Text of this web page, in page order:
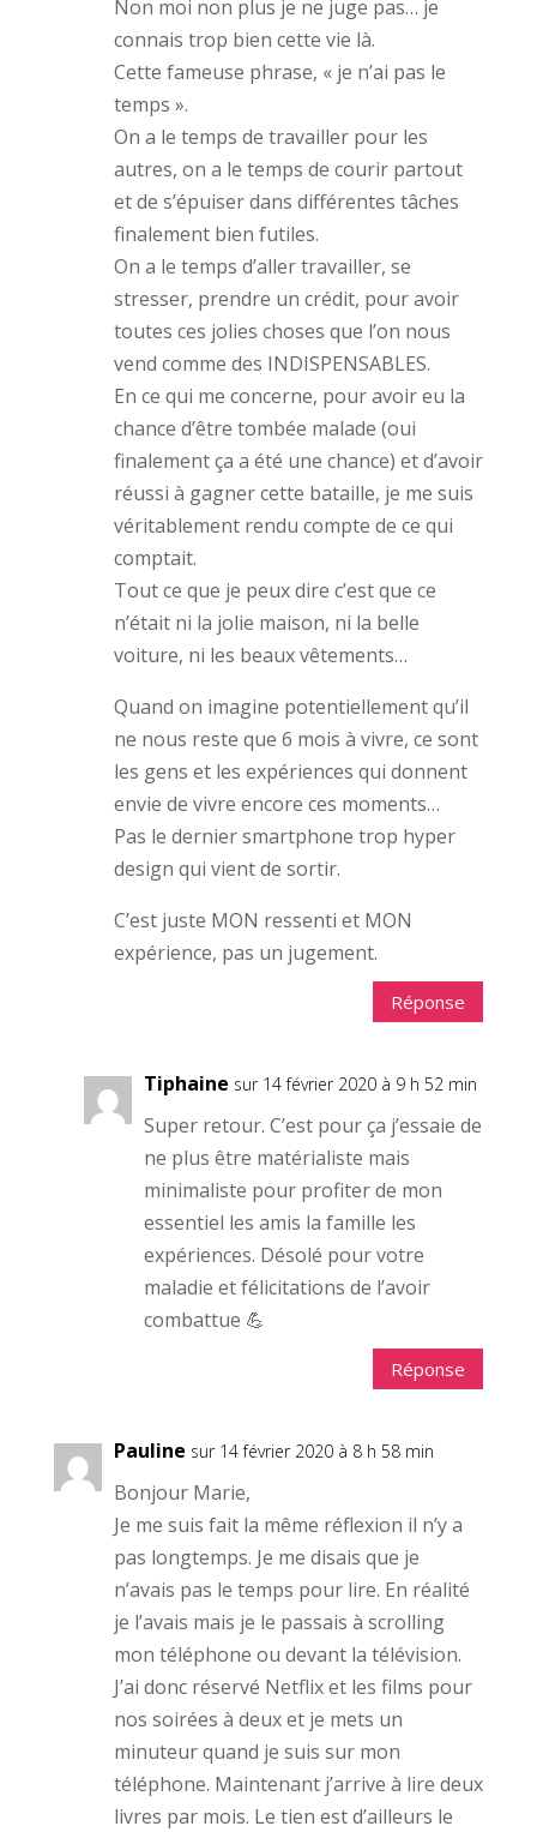
s
u
n
n
u
v
e
l
f
n
e
)
n
s
u
e
v
e
l
e
e
ê
t
r
e
)
Non moi non plus je ne juge pas… je
connais trop bien cette vie là.
Cette fameuse phrase, « je n’ai pas le
temps ».
On a le temps de travailler pour les
autres, on a le temps de courir partout
et de s’épuiser dans différentes tâches
finalement bien futiles.
On a le temps d’aller travailler, se
stresser, prendre un crédit, pour avoir
toutes ces jolies choses que l’on nous
vend comme des INDISPENSABLES.
En ce qui me concerne, pour avoir eu la
chance d’être tombée malade (oui
finalement ça a été une chance) et d’avoir
réussi à gagner cette bataille, je me suis
véritablement rendu compte de ce qui
comptait.
Tout ce que je peux dire c’est que ce
n’était ni la jolie maison, ni la belle
voiture, ni les beaux vêtements…
Quand on imagine potentiellement qu’il
ne nous reste que 6 mois à vivre, ce sont
les gens et les expériences qui donnent
envie de vivre encore ces moments…
Pas le dernier smartphone trop hyper
design qui vient de sortir.
C’est juste MON ressenti et MON
expérience, pas un jugement.
Réponse
Tiphaine sur 14 février 2020 à 9 h 52 min
Super retour. C’est pour ça j’essaie de
ne plus être matérialiste mais
minimaliste pour profiter de mon
essentiel les amis la famille les
expériences. Désolé pour votre
maladie et félicitations de l’avoir
combattue 💪
Réponse
Pauline sur 14 février 2020 à 8 h 58 min
Bonjour Marie,
Je me suis fait la même réflexion il n’y a
pas longtemps. Je me disais que je
n’avais pas le temps pour lire. En réalité
je l’avais mais je le passais à scrolling
mon téléphone ou devant la télévision.
J’ai donc réservé Netflix et les films pour
nos soirées à deux et je mets un
minuteur quand je suis sur mon
téléphone. Maintenant j’arrive à lire deux
livres par mois. Le tien est d’ailleurs le